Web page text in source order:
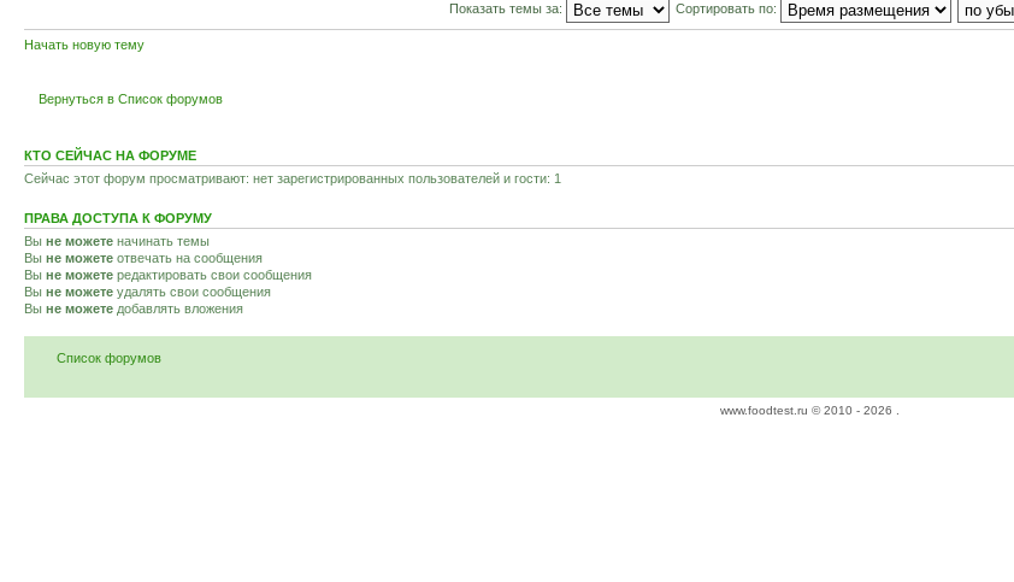
Показать темы за: Сортировать по:
Начать новую тему
Вернуться в Список форумов
КТО СЕЙЧАС НА ФОРУМЕ
Сейчас этот форум просматривают: нет зарегистрированных пользователей и гости: 1
ПРАВА ДОСТУПА К ФОРУМУ
Вы не можете начинать темы
Вы не можете отвечать на сообщения
Вы не можете редактировать свои сообщения
Вы не можете удалять свои сообщения
Вы не можете добавлять вложения
Список форумов
www.foodtest.ru © 2010 - 2026 .